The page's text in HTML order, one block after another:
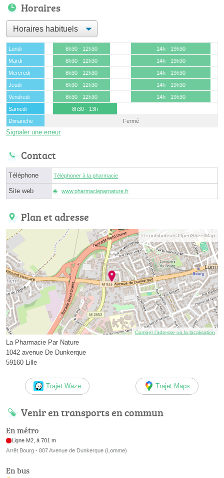
Horaires
Lundi 8h30 - 12h30
14h - 19h30
Mardi
8h30 - 12h30
14h - 19h30
Mercredi
8h30 - 12h30
14h - 19h30
Jeudi
8h30 - 12h30
14h - 19h30
Vendredi
8h30 - 12h30
14h - 19h30
Samedi
8h30 - 13h
Dimanche
Fermé
Signaler une erreur
Contact
Téléphone Téléphoner à la pharmacie
Site web www.pharmacieparnature.fr
Plan et adresse
© contributeurs OpenStreetMap
Corriger l’adresse ou la localisation
La Pharmacie Par Nature
1042 avenue De Dunkerque
59160 Lille
Trajet Waze Trajet Maps
Venir en transports en commun
En métro
Ligne M2, à 701 m
Arrêt Bourg - 807 Avenue de Dunkerque (Lomme)
En bus